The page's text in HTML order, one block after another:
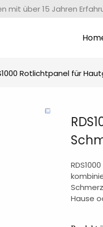
über 15 Jahren
Rotlichtpanel für
Hause